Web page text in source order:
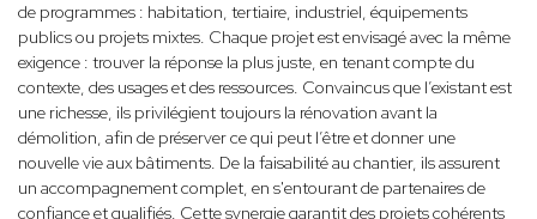
de programmes : habitation, tertiaire, industriel, équipements
publics ou projets mixtes. Chaque projet est envisagé avec la même
exigence : trouver la réponse la plus juste, en tenant compte du
contexte, des usages et des ressources. Convaincus que l’existant est
une richesse, ils privilégient toujours la rénovation avant la
démolition, afin de préserver ce qui peut l’être et donner une
nouvelle vie aux bâtiments. De la faisabilité au chantier, ils assurent
un accompagnement complet, en s'entourant de partenaires de
confiance et qualifiés. Cette synergie garantit des projets cohérents